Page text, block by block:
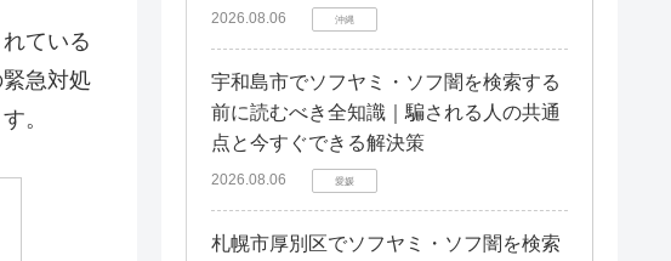
ている
急対処
。
2026.08.06 沖縄
宇和島市でソフヤミ・ソフ闇を検索する
前に読むべき全知識｜騙される人の共通
点と今すぐできる解決策
2026.08.06 愛媛
札幌市厚別区でソフヤミ・ソフ闇を検索